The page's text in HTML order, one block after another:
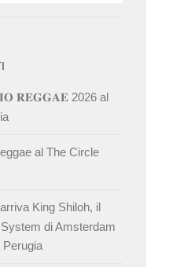
𝐑𝐄𝐆𝐆𝐀𝐄 2026 al
al The Circle
King Shiloh, il
di Amsterdam
Perugia